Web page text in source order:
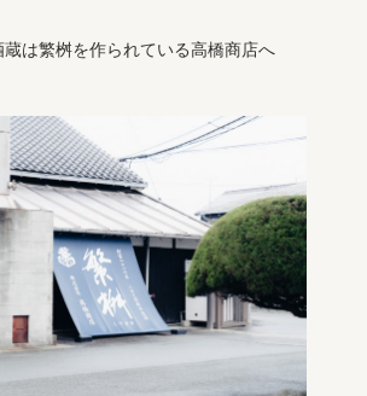
は繁桝を作られている高橋商店へ